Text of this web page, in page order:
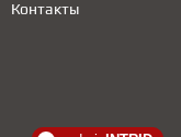
Контакты